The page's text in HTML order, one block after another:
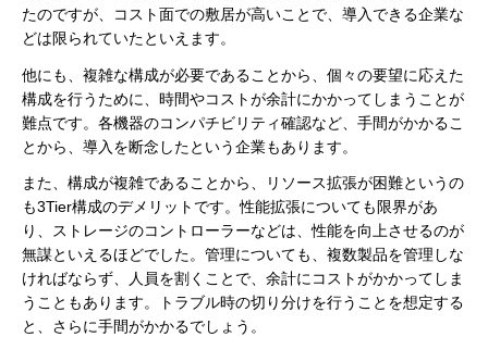
たのですが、コスト面での敷居が高いことで、導入できる企業な
どは限られていたといえます。
他にも、複雑な構成が必要であることから、個々の要望に応えた
構成を行うために、時間やコストが余計にかかってしまうことが
難点です。各機器のコンパチビリティ確認など、手間がかかるこ
とから、導入を断念したという企業もあります。
また、構成が複雑であることから、リソース拡張が困難というの
も3Tier構成のデメリットです。性能拡張についても限界があ
り、ストレージのコントローラーなどは、性能を向上させるのが
無謀といえるほどでした。管理についても、複数製品を管理しな
ければならず、人員を割くことで、余計にコストがかかってしま
うこともあります。トラブル時の切り分けを行うことを想定する
と、さらに手間がかかるでしょう。